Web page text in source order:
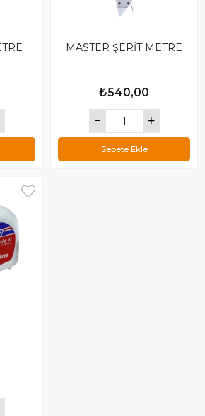
MASTER ŞERİT METRE
₺540,00
Sepete Ekle